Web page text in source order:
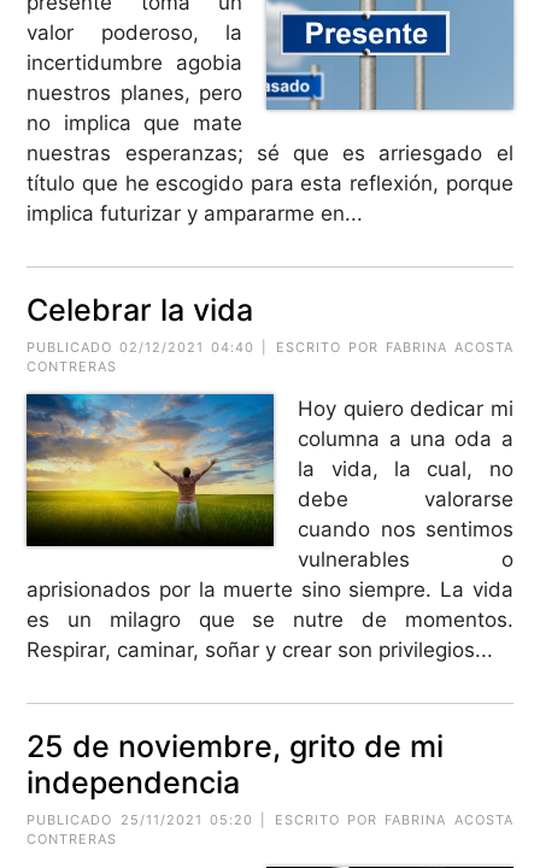
valor poderoso, la
incertidumbre agobia
nuestros planes, pero
no implica que mate
nuestras esperanzas; sé que es arriesgado el
título que he escogido para esta reflexión, porque
implica futurizar y ampararme en...
Celebrar la vida
PUBLICADO 02/12/2021 04:40 | ESCRITO POR FABRINA ACOSTA
CONTRERAS
Hoy quiero dedicar mi
columna a una oda a
la vida, la cual, no
debe valorarse
cuando nos sentimos
vulnerables o
aprisionados por la muerte sino siempre. La vida
es un milagro que se nutre de momentos.
Respirar, caminar, soñar y crear son privilegios...
25 de noviembre, grito de mi
independencia
PUBLICADO 25/11/2021 05:20 | ESCRITO POR FABRINA ACOSTA
CONTRERAS